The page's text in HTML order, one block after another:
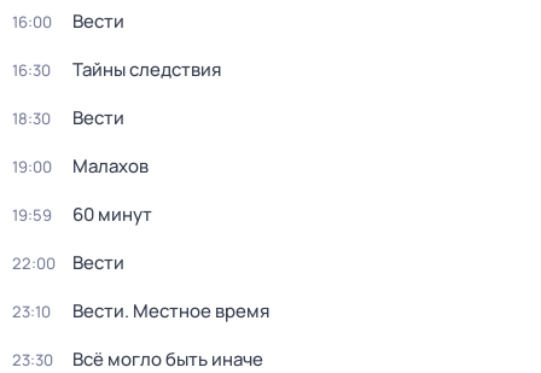
16:00 Вести
16:30 Тайны следствия
18:30 Вести
19:00 Малахов
19:59 60 минут
22:00 Вести
23:10 Вести. Местное время
23:30 Всё могло быть иначе